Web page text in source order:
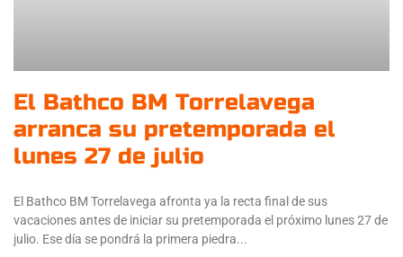
El Bathco BM Torrelavega
arranca su pretemporada el
lunes 27 de julio
El Bathco BM Torrelavega afronta ya la recta final de sus
vacaciones antes de iniciar su pretemporada el próximo lunes 27 de
julio. Ese día se pondrá la primera piedra